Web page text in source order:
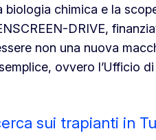
biologia chimica e la
DRIVE,
non una nuova
ovvero l’Ufficio di
sui trapianti in